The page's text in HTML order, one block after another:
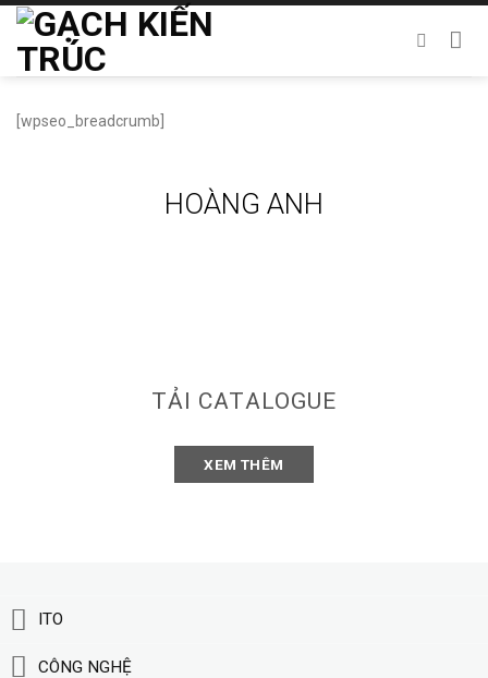
Chuyển
dung
[wpseo_breadcrumb]
HOÀNG ANH
TẢI CATALOGUE
XEM THÊM
ITO
CÔNG NGHỆ